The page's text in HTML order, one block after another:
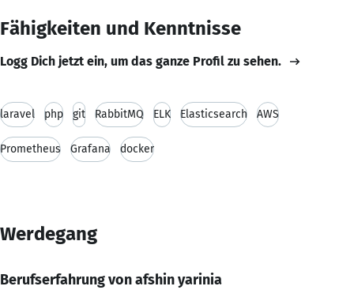
Fähigkeiten und Kenntnisse
Logg Dich jetzt ein, um das ganze Profil zu sehen.
laravel php git RabbitMQ ELK Elasticsearch AWS
Prometheus Grafana docker
Werdegang
Berufserfahrung von afshin yarinia